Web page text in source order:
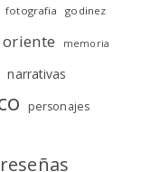
fotografia godinez
memoria
narrativas
personajes
reseñas